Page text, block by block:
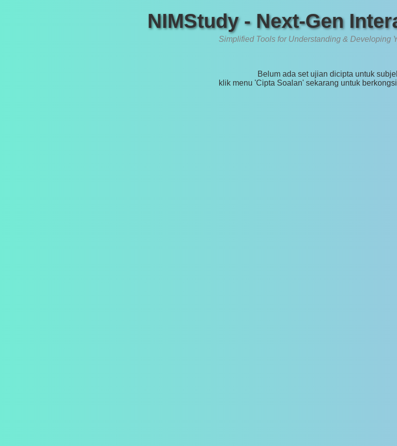
NIMStudy - Next-Gen
Simplified Tools for Understanding & Developing
Belum ada set ujian dicipta untuk
klik menu 'Cipta Soalan' sekarang untuk